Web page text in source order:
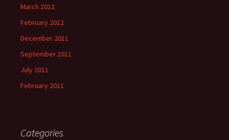
March 2012
February 2012
December 2011
September 2011
July 2011
February 2011
Categories